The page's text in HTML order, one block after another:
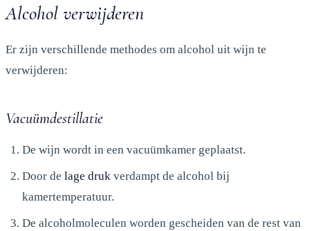
Alcohol verwijderen
Er zijn verschillende methodes om alcohol uit wijn te
verwijderen:
Vacuümdestillatie
De wijn wordt in een vacuümkamer geplaatst.
Door de lage druk verdampt de alcohol bij
kamertemperatuur.
De alcoholmoleculen worden gescheiden van de rest van